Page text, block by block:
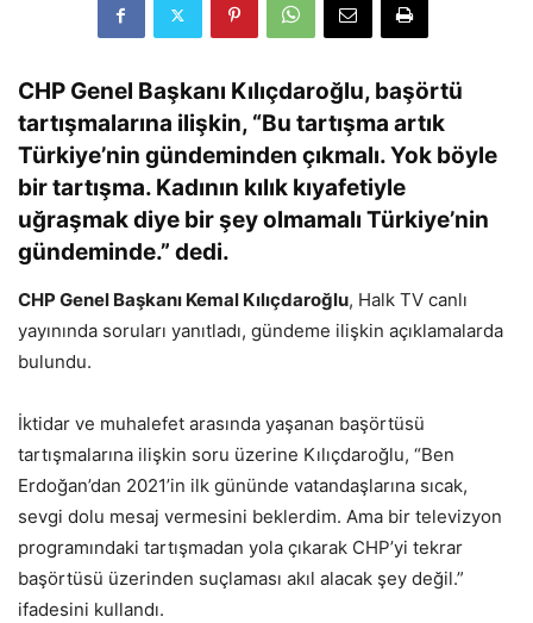
CHP Genel Başkanı Kılıçdaroğlu, başörtü
tartışmalarına ilişkin, “Bu tartışma artık
Türkiye’nin gündeminden çıkmalı. Yok böyle
bir tartışma. Kadının kılık kıyafetiyle
uğraşmak diye bir şey olmamalı Türkiye’nin
gündeminde.” dedi.
CHP Genel Başkanı Kemal Kılıçdaroğlu, Halk TV canlı
yayınında soruları yanıtladı, gündeme ilişkin açıklamalarda
bulundu.
İktidar ve muhalefet arasında yaşanan başörtüsü
tartışmalarına ilişkin soru üzerine Kılıçdaroğlu, “Ben
Erdoğan’dan 2021’in ilk gününde vatandaşlarına sıcak,
sevgi dolu mesaj vermesini beklerdim. Ama bir televizyon
programındaki tartışmadan yola çıkarak CHP’yi tekrar
başörtüsü üzerinden suçlaması akıl alacak şey değil.”
ifadesini kullandı.